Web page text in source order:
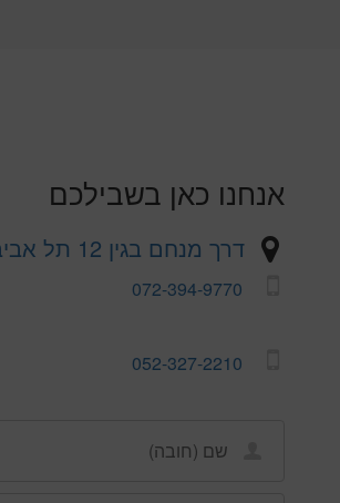
אנחנו כאן בשבילכם
דרך מנחם בגין 12 תל אביב
072-394-9770
052-327-2210